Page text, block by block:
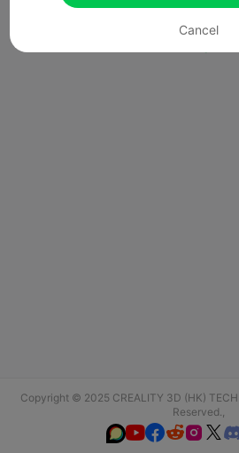
Copyright © 2025 CREALITY 3D (HK)
Reserved.,
 
Cancel